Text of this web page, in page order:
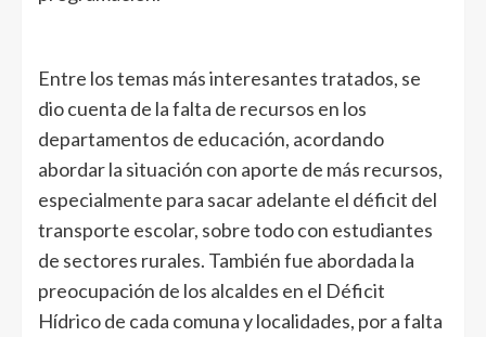
Entre los temas más interesantes tratados, se
dio cuenta de la falta de recursos en los
departamentos de educación, acordando
abordar la situación con aporte de más recursos,
especialmente para sacar adelante el déficit del
transporte escolar, sobre todo con estudiantes
de sectores rurales. También fue abordada la
preocupación de los alcaldes en el Déficit
Hídrico de cada comuna y localidades, por a falta